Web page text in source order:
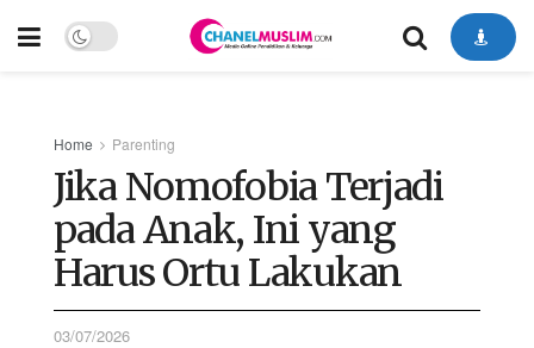
Home Parenting
Jika Nomofobia Terjadi
pada Anak, Ini yang
Harus Ortu Lakukan
03/07/2026